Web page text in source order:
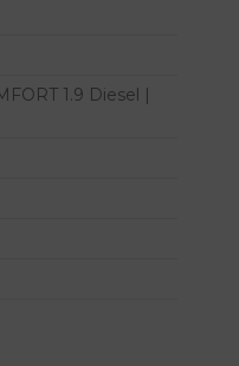
1.9 Diesel |